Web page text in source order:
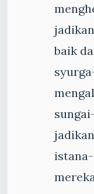
baik